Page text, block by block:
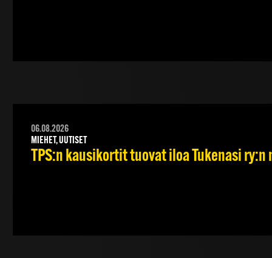
06.08.2026
MIEHET, UUTISET
TPS:n kausikortit tuovat iloa Tukenasi